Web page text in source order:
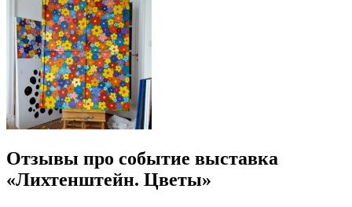
Отзывы про событие выставка
«Лихтенштейн. Цветы»